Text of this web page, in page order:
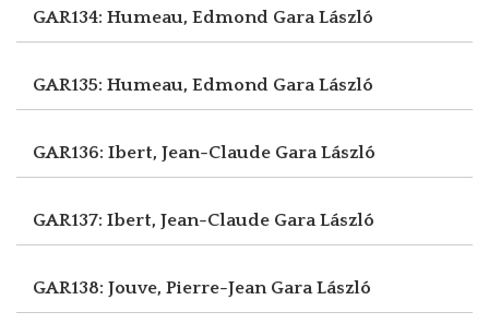
GAR134: Humeau, Edmond Gara László
GAR135: Humeau, Edmond Gara László
GAR136: Ibert, Jean-Claude Gara László
GAR137: Ibert, Jean-Claude Gara László
GAR138: Jouve, Pierre-Jean Gara László